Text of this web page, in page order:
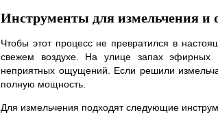
Инструменты для измельчения и
Чтобы этот процесс не превратился в
свежем воздухе. На улице запах эфирных
неприятных ощущений. Если решили
полную мощность.
Для измельчения подходят следующие